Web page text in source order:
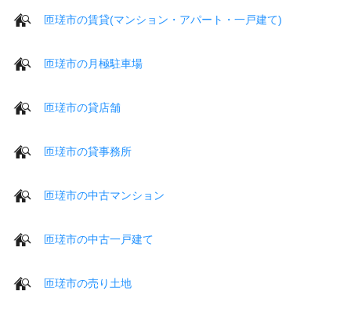
匝瑳市の賃貸(マンション・アパート・一戸建て)
匝瑳市の月極駐車場
匝瑳市の貸店舗
匝瑳市の貸事務所
匝瑳市の中古マンション
匝瑳市の中古一戸建て
匝瑳市の売り土地